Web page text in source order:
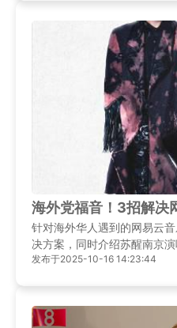
海外党福音！3招解决
针对海外华人遇到的网易云
决方案，同时介绍苏醒南京演
发布于2025-10-16 14:23:44